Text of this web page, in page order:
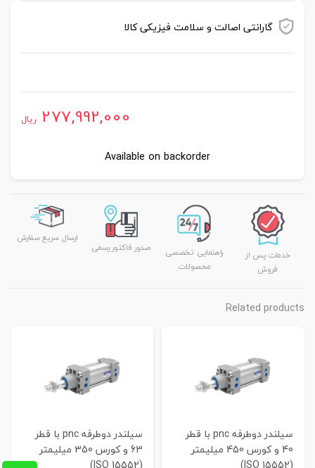
گارانتی اصالت و سلامت فیزیکی کالا
277,992,000 ریال
Available on backorder
خدمات پس از
فروش
راهنمایی تخصصی
محصولات
صدور فاکتور رسمی
ارسال سریع سفارش
Related products
سیلندر دوطرفه pnc با قطر
40 و کورس 450 میلیمتر
سیلندر دوطرفه pnc با قطر
63 و کورس 350 میلیمتر